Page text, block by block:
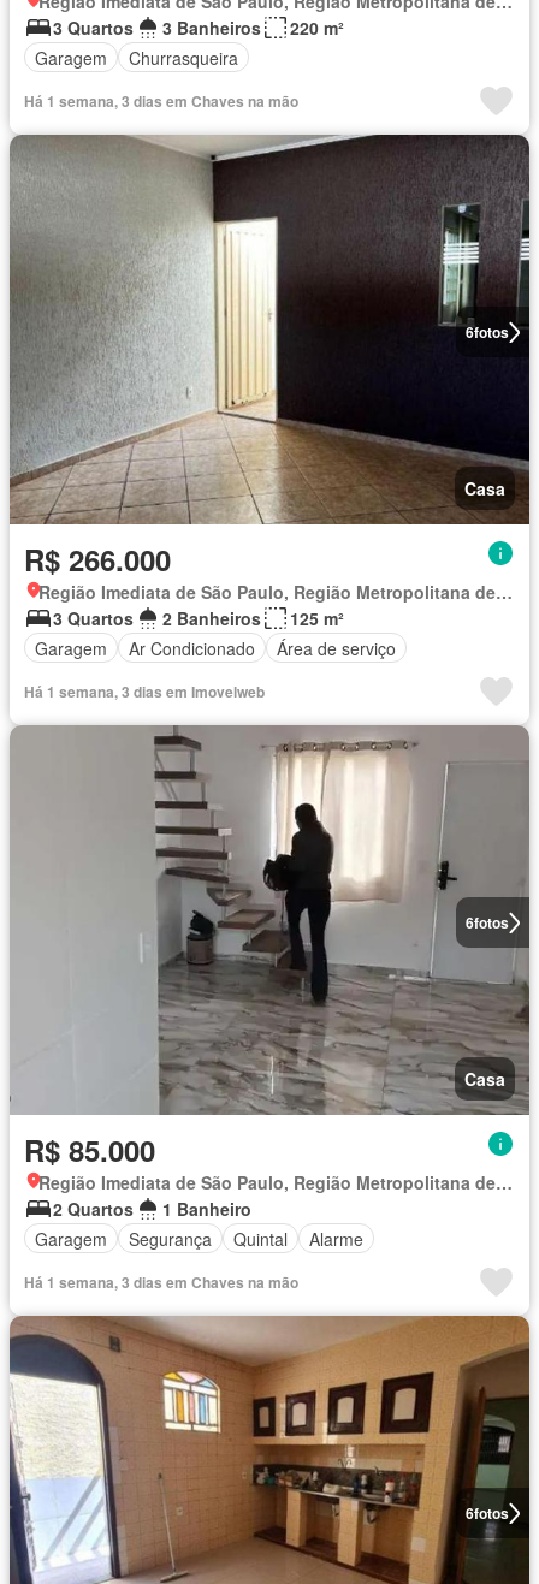
3 Quartos
3 Banheiros
220 m²
Garagem
Churrasqueira
Há 1 semana, 3 dias em Chaves na mão
6fotos
Casa
R$ 266.000
Região Imediata de São Paulo, Região Metropolitana de São Paulo
3 Quartos
2 Banheiros
125 m²
Garagem
Ar Condicionado Área de serviço
Há 1 semana, 3 dias em Imovelweb
6fotos
Casa
R$ 85.000
Região Imediata de São Paulo, Região Metropolitana de São Paulo
2 Quartos
1 Banheiro
Garagem
Segurança Quintal Alarme
Há 1 semana, 3 dias em Chaves na mão
6fotos